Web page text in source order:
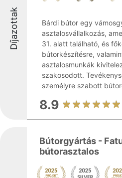
Díjazottak
Bárdi bútor egy
asztalosvállalkozás,
31. alatt található, és
bútorkészítésre,
asztalosmunkák
szakosodott.
személyre szabott
8.9
Bútorgyártás -
bútorasztalos